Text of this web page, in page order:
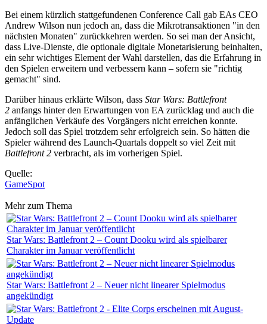
Bei einem kürzlich stattgefundenen Conference Call gab EAs CEO
Andrew Wilson nun jedoch an, dass die Mikrotransaktionen "in den
nächsten Monaten" zurückkehren werden. So sei man der Ansicht,
dass Live-Dienste, die optionale digitale Monetarisierung beinhalten,
ein sehr wichtiges Element der Wahl darstellen, das die Erfahrung in
den Spielen erweitern und verbessern kann – sofern sie "richtig
gemacht" sind.
Darüber hinaus erklärte Wilson, dass Star Wars: Battlefront
2 anfangs hinter den Erwartungen von EA zurücklag und auch die
anfänglichen Verkäufe des Vorgängers nicht erreichen konnte.
Jedoch soll das Spiel trotzdem sehr erfolgreich sein. So hätten die
Spieler während des Launch-Quartals doppelt so viel Zeit mit
Battlefront 2 verbracht, als im vorherigen Spiel.
Quelle:
GameSpot
Mehr zum Thema
Star Wars: Battlefront 2 – Count Dooku wird als spielbarer
Charakter im Januar veröffentlicht
Star Wars: Battlefront 2 – Neuer nicht linearer Spielmodus
angekündigt